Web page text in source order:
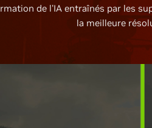
de l'IA entraînés par les
la meilleure